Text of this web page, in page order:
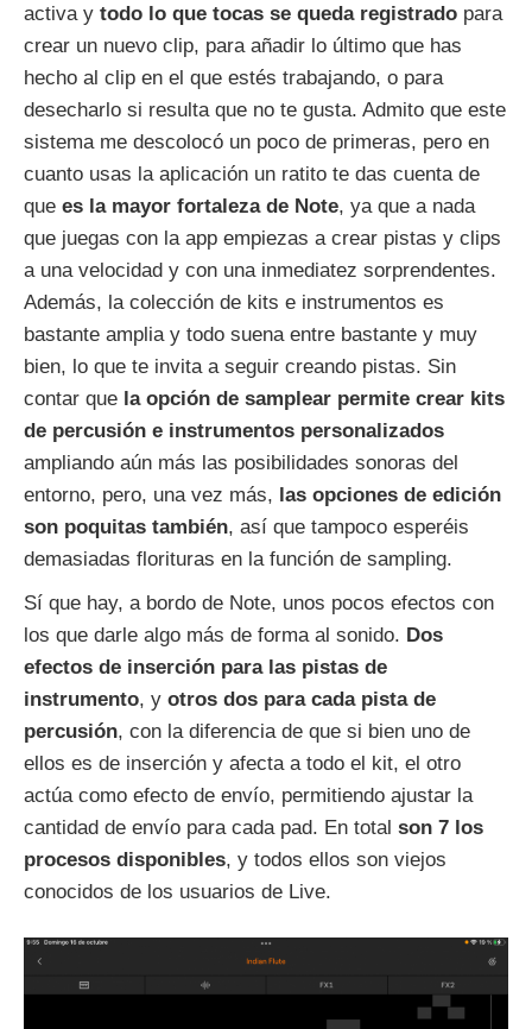
activa y todo lo que tocas se queda registrado para
crear un nuevo clip, para añadir lo último que has
hecho al clip en el que estés trabajando, o para
desecharlo si resulta que no te gusta. Admito que este
sistema me descolocó un poco de primeras, pero en
cuanto usas la aplicación un ratito te das cuenta de
que es la mayor fortaleza de Note, ya que a nada
que juegas con la app empiezas a crear pistas y clips
a una velocidad y con una inmediatez sorprendentes.
Además, la colección de kits e instrumentos es
bastante amplia y todo suena entre bastante y muy
bien, lo que te invita a seguir creando pistas. Sin
contar que la opción de samplear permite crear kits
de percusión e instrumentos personalizados
ampliando aún más las posibilidades sonoras del
entorno, pero, una vez más, las opciones de edición
son poquitas también, así que tampoco esperéis
demasiadas florituras en la función de sampling.
Sí que hay, a bordo de Note, unos pocos efectos con
los que darle algo más de forma al sonido. Dos
efectos de inserción para las pistas de
instrumento, y otros dos para cada pista de
percusión, con la diferencia de que si bien uno de
ellos es de inserción y afecta a todo el kit, el otro
actúa como efecto de envío, permitiendo ajustar la
cantidad de envío para cada pad. En total son 7 los
procesos disponibles, y todos ellos son viejos
conocidos de los usuarios de Live.